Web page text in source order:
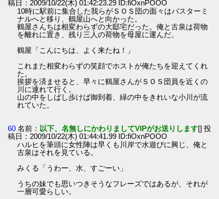
稿日：2009/10/22(木) 01:42:23.29 ID:fiOxnPOOO
10時に駅前に集合した我らがＳＯＳ団の面々はバスターミ
ナルへと移り、鶴屋山へと向かった。
鶴屋さんちは相変わらずの大邸宅だった。俺と古泉は荷物
を離れに置き、残り三人の荷物を母屋に運んだ。
鶴屋「こんにちは、よく来たね！」
これまた相変わらずの笑顔でホストが俺たちを迎えてくれ
た。
挨拶を済ませると、早々に鶴屋さんがＳＯＳ団員を近くの
川に連れて行く。
山の中をしばし歩けば御到着、緑の中をきれいな小川が流
れていた。
60 名前： 以下、名無しにかわりましてVIPがお送りします[] 投
稿日：2009/10/22(木) 01:44:41.99 ID:fiOxnPOOO
ハルヒを筆頭に女性陣は早くも川岸で水遊びに興じ、俺と
古泉はそれを見ている。
みくる「うわー、水、すごーい」
うちの妹でも思いつきそうなフレーズではあるが、それが
一層可愛らしい。